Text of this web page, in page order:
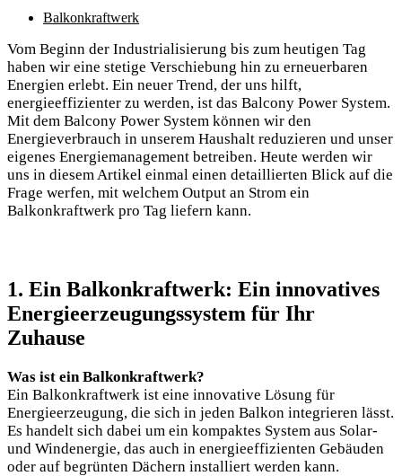
Balkonkraftwerk
Vom Beginn der Industrialisierung bis zum heutigen Tag
haben wir eine stetige Verschiebung hin zu erneuerbaren
Energien erlebt. Ein neuer Trend, der uns hilft,
energieeffizienter zu werden, ist das Balcony Power System.
Mit dem Balcony Power System können wir den
Energieverbrauch in unserem Haushalt reduzieren und unser
eigenes Energiemanagement betreiben. Heute werden wir
uns in diesem Artikel einmal einen detaillierten Blick auf die
Frage werfen, mit welchem Output an Strom ein
Balkonkraftwerk pro Tag liefern kann.
1. Ein Balkonkraftwerk: Ein innovatives
Energieerzeugungssystem für Ihr
Zuhause
Was ist ein Balkonkraftwerk?
Ein Balkonkraftwerk ist eine innovative Lösung für
Energieerzeugung, die sich in jeden Balkon integrieren lässt.
Es handelt sich dabei um ein kompaktes System aus Solar-
und Windenergie, das auch in energieeffizienten Gebäuden
oder auf begrünten Dächern installiert werden kann.